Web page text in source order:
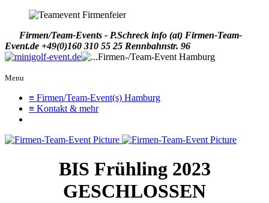
Firmen/Team-Events - P.Schreck info (at) Firmen-Team-
Event.de +49(0)160 310 55 25 Rennbahnstr. 96
Menu
≡ Firmen/Team-Event(s) Hamburg
≡ Kontakt & mehr
BIS Frühling 2023
GESCHLOSSEN